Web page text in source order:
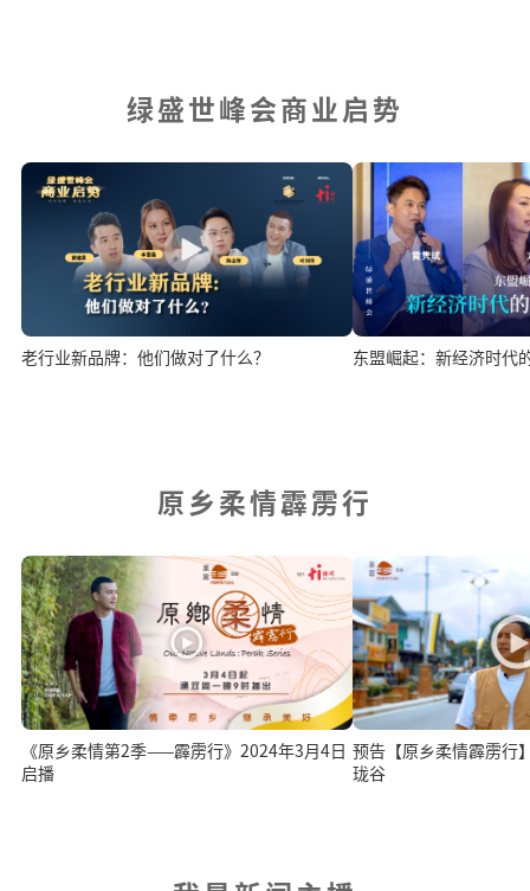
绿盛世峰会商业启势
老行业新品牌：他们做对了什么？ 东盟崛起：新经济时代
原乡柔情霹雳行
《原乡柔情第2季——霹雳行》2024年3月4日
启播
预告【原乡柔情霹雳行
珑谷